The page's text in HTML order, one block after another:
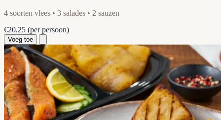
4 soorten vlees • 3 salades • 2 sauzen
€20,25 (per persoon)
Voeg toe